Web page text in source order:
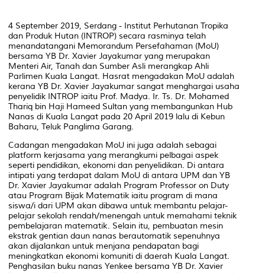
4 September 2019, Serdang - Institut Perhutanan Tropika
dan Produk Hutan (INTROP) secara rasminya telah
menandatangani Memorandum Persefahaman (MoU)
bersama YB Dr. Xavier Jayakumar yang merupakan
Menteri Air, Tanah dan Sumber Asli merangkap Ahli
Parlimen Kuala Langat. Hasrat mengadakan MoU adalah
kerana YB Dr. Xavier Jayakumar sangat menghargai usaha
penyelidik INTROP iaitu Prof. Madya. Ir. Ts. Dr. Mohamed
Thariq bin Haji Hameed Sultan yang membangunkan Hub
Nanas di Kuala Langat pada 20 April 2019 lalu di Kebun
Baharu, Teluk Panglima Garang.
Cadangan mengadakan MoU ini juga adalah sebagai
platform kerjasama yang merangkumi pelbagai aspek
seperti pendidikan, ekonomi dan penyelidikan. Di antara
intipati yang terdapat dalam MoU di antara UPM dan YB
Dr. Xavier Jayakumar adalah Program Professor on Duty
atau Program Bijak Matematik iaitu program di mana
siswa/i dari UPM akan dibawa untuk membantu pelajar-
pelajar sekolah rendah/menengah untuk memahami teknik
pembelajaran matematik. Selain itu, pembuatan mesin
ekstrak gentian daun nanas berautomatik sepenuhnya
akan dijalankan untuk menjana pendapatan bagi
meningkatkan ekonomi komuniti di daerah Kuala Langat.
Penghasilan buku nanas Yenkee bersama YB Dr. Xavier